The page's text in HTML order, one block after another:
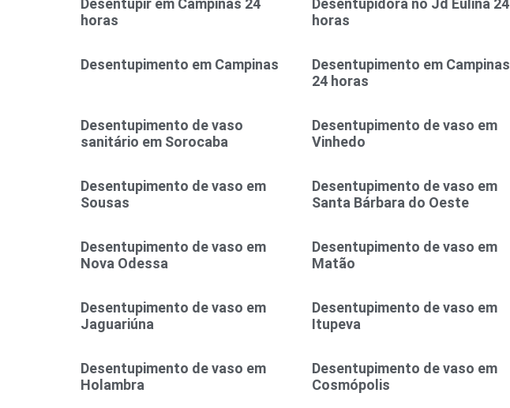
Desentupir em Campinas 24
horas
Desentupidora no Jd Eulina 24
horas
Desentupimento em Campinas
Desentupimento em Campinas
24 horas
Desentupimento de vaso
sanitário em Sorocaba
Desentupimento de vaso em
Vinhedo
Desentupimento de vaso em
Sousas
Desentupimento de vaso em
Santa Bárbara do Oeste
Desentupimento de vaso em
Nova Odessa
Desentupimento de vaso em
Matão
Desentupimento de vaso em
Jaguariúna
Desentupimento de vaso em
Itupeva
Desentupimento de vaso em
Holambra
Desentupimento de vaso em
Cosmópolis